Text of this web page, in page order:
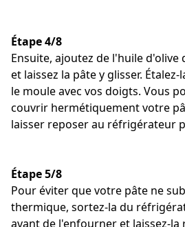
Étape 4/8
Ensuite, ajoutez de l'huile
et laissez la pâte y glisser.
le moule avec vos doigts. Vous
couvrir hermétiquement votre
laisser reposer au réfrigérateur
Étape 5/8
Pour éviter que votre pâte ne
thermique, sortez-la du
avant de l'enfourner et laissez-la